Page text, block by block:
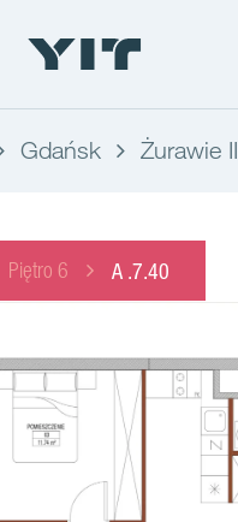
Gdańsk Żurawie II
Piętro 6 A .7.40